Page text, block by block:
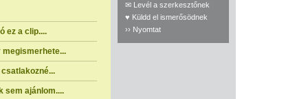
ez a clip....
megismerhete...
sem ajánlom....
✉ Levél a szerkesztőnek
♥ Küldd el ismerősödnek
›› Nyomtat